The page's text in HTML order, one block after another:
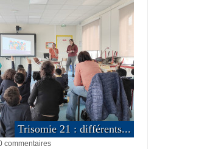
Trisomie 21 : différents...
commentaires